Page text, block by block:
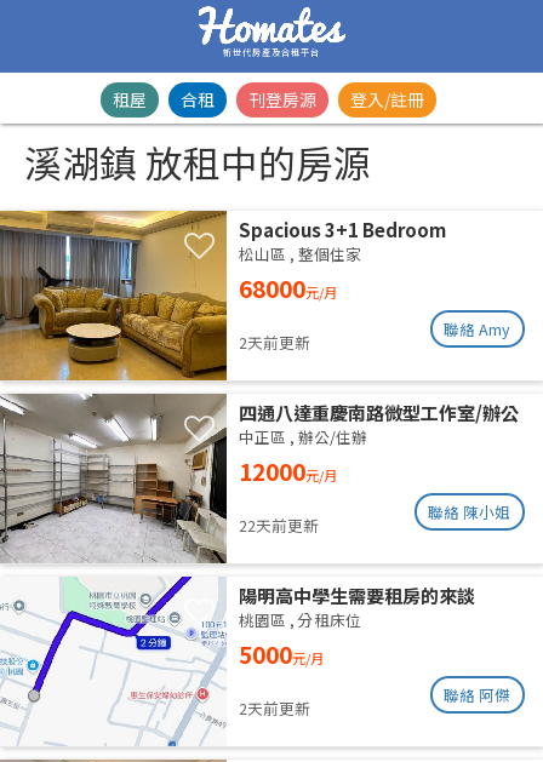
新世代房產及合租平台
租屋 合租 刊登房源 登入/註冊
溪湖鎮 放租中的房源
Spacious 3+1 Bedroom
Residence | Songshan District |
Taipei Arena MRTSpacious 42-
Ping Designer Apartment | Near
松山區 , 整個住家
68000元/月
2天前更新
聯絡 Amy
四通八達重慶南路微型工作室/辦公
室出租
中正區 , 辦公/住辦
12000元/月
22天前更新
聯絡 陳小姐
陽明高中學生需要租房的來談
桃園區 , 分租床位
5000元/月
2天前更新
聯絡 阿傑